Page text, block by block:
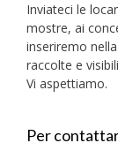
Inviateci le
mostre, ai
inseriremo
raccolte e
Vi aspettiamo.
Per